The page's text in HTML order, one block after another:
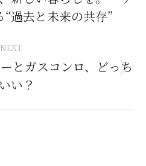
Previous
post:
過去と未来の共存”
NEXT
Next
post:
とガスコンロ、どっち
い？